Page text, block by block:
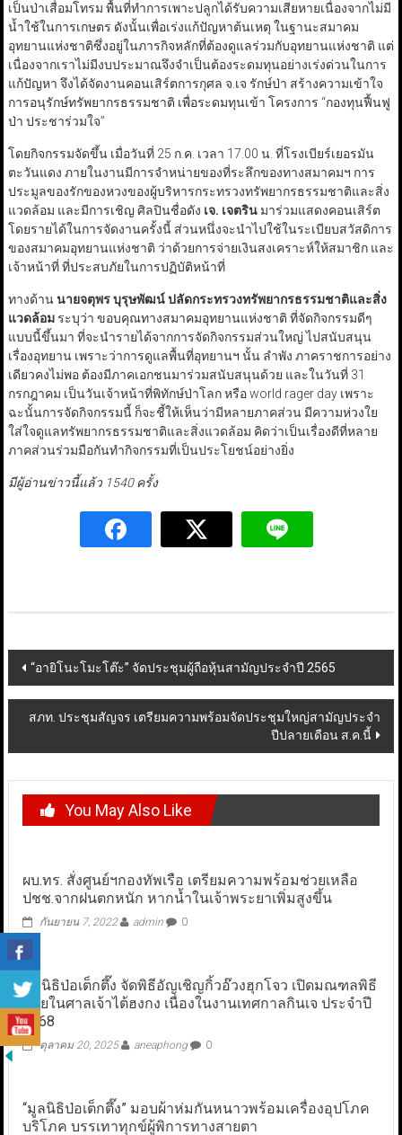
เป็นป่าเสื่อมโทรม พื้นที่ทำการเพาะปลูกได้รับความเสียหายเนื่องจากไม่มี
น้ำใช้ในการเกษตร ดังนั้นเพื่อเร่งแก้ปัญหาต้นเหตุ ในฐานะสมาคม
อุทยานแห่งชาติซึ่งอยู่ในภารกิจหลักที่ต้องดูแลร่วมกับอุทยานแห่งชาติ แต่
เนื่องจากเราไม่มีงบประมาณจึงจำเป็นต้องระดมทุนอย่างเร่งด่วนในการ
แก้ปัญหา จึงได้จัดงานคอนเสิร์ต​การกุศล จ.เจ รักษ์ป่า สร้างความเข้าใจ
การอนุรักษ์ทรัพยากรธรรมชาติ​ เพื่อระดมทุนเข้า โครงการ “กองทุนฟื้นฟู
ป่า ประชาร่วมใจ”
โดยกิจกรรมจัดขึ้น เมื่อวันที่ 25 ก.ค. เวลา 17.00 น. ที่โรงเบียร์เยอรมัน
ตะวันแดง ภายในงานมีการจำหน่ายของที่ระลึกของทางสมาคมฯ การ
ประมูลของรักของหวงของผู้บริหารกระทรวงทรัพยากรธรรมชาติและสิ่ง
แวดล้อม และมีการเชิญ ศิลปินชื่อดัง เจ. เจตรินมาร่วมแสดงคอนเสิร์ต​
โดยรายได้ในการจัดงานครั้งนี้ ส่วนหนึ่งจะนำไปใช้ในระเบียบสวัสดิการ
ของสมาคมอุทยานแห่งชาติ ว่าด้วยการจ่ายเงินสงเคราะห์ให้สมาชิก และ
เจ้าหน้าที่ ที่ประสบภัยในการปฏิบัติหน้าที่
ทางด้านนายจตุพร บุรุษพัฒน์ ปลัดกระทรวงทรัพยากรธรรมชาติและสิ่ง
แวดล้อมระบุว่า ขอบคุณทางสมาคมอุทยานแห่งชาติ ที่จัดกิจกรรมดีๆ
แบบนี้ขึ้นมา ที่จะนำรายได้จากการจัดกิจกรรมส่วนใหญ่ ไปสนับสนุน
เรื่องอุทยาน เพราะว่าการดูแลพื้นที่อุทยานฯ นั้น ลำพัง ภาคราชการอย่าง
เดียวคงไม่พอ ต้องมีภาคเอกชนมาร่วมสนับสนุนด้วย และในวันที่ 31
กรกฎาคม เป็นวันเจ้าหน้าที่พิทักษ์ป่าโลก หรือ world rager day เพราะ
ฉะนั้นการจัดกิจกรรมนี้ ก็จะชี้ให้เห็นว่ามีหลายภาคส่วน มีความห่วงใย
ใส่ใจดูแลทรัพยากรธรรมชาติและสิ่งแวดล้อม คิดว่าเป็นเรื่องดีที่หลาย
ภาคส่วนร่วมมือกันทำกิจกรรมที่เป็นประโยชน์อย่างยิ่ง
มีผู้อ่านข่าวนี้แล้ว 1540 ครั้ง
Post
navigation
“อายิโนะโมะโต๊ะ” จัดประชุมผู้ถือหุ้นสามัญประจำปี 2565
สภท. ประชุมสัญจร เตรียมความพร้อมจัดประชุมใหญ่สามัญประจำ
ปีปลายเดือน ส.ค.นี้
You May Also Like
ผบ.ทร. สั่งศูนย์ฯกองทัพเรือ เตรียมความพร้อมช่วยเหลือ
ปชช.จากฝนตกหนัก หากน้ำในเจ้าพระยาเพิ่มสูงขึ้น
กันยายน 7, 2022 admin 0
มูลนิธิป่อเต็กตึ๊ง จัดพิธีอัญเชิญกิ้วอ๊วงฮุกโจว เปิดมณฑลพิธี
ภายในศาลเจ้าไต้ฮงกง เนื่องในงานเทศกาลกินเจ ประจำปี
2568
ตุลาคม 20, 2025 aneaphong 0
“มูลนิธิป่อเต็กตึ๊ง” มอบผ้าห่มกันหนาวพร้อมเครื่องอุปโภค
บริโภค บรรเทาทุกข์ผู้พิการทางสายตา